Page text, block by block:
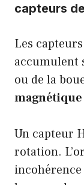
capteurs
Les
accumulent
ou de la
magnétique
Un capteur
rotation.
incohérence